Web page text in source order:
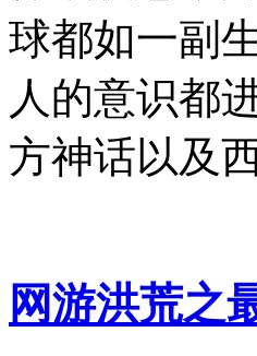
球都如一副
人的意识都
方神话以及
网游洪荒之